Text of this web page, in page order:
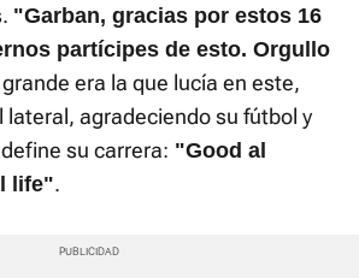
"Garban, gracias por estos 16
partícipes de esto. Orgullo
era la que lucía en este,
lateral, agradeciendo su fútbol y
su carrera: "Good al
life".